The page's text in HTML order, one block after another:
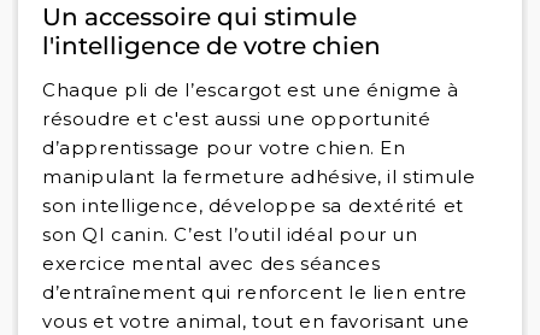
Un accessoire qui stimule
l'intelligence de votre chien
Chaque pli de l’escargot est une énigme à
résoudre et c'est aussi une opportunité
d’apprentissage pour votre chien. En
manipulant la fermeture adhésive, il stimule
son intelligence, développe sa dextérité et
son QI canin. C’est l’outil idéal pour un
exercice mental avec des séances
d’entraînement qui renforcent le lien entre
vous et votre animal, tout en favorisant une